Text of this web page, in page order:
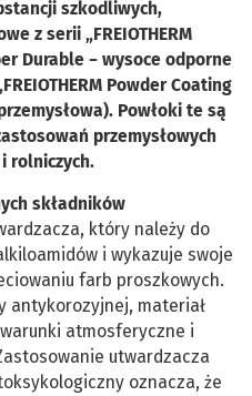
szkodliwych,
z serii „FREIOTHERM
Durable − wysoce odporne
Powder Coating
Powłoki te są
przemysłowych
rolniczych.
składników
który należy do
i wykazuje swoje
farb proszkowych.
antykorozyjnej, materiał
atmosferyczne i
utwardzacza
oznacza, że